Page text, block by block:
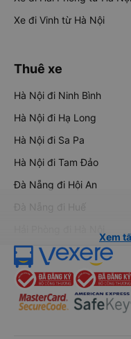
Xe đi Vinh từ Hà Nội
Thuê xe
Hà Nội đi Ninh Bình
Hà Nội đi Hạ Long
Hà Nội đi Sa Pa
Hà Nội đi Tam Đảo
Đà Nẵng đi Hội An
Đà Nẵng đi Huế
Xem